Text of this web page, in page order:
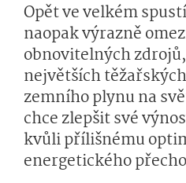
Opět ve velkém
naopak výrazně
obnovitelných
největších
zemního plynu na
chce zlepšit své
kvůli přílišnému
energetického